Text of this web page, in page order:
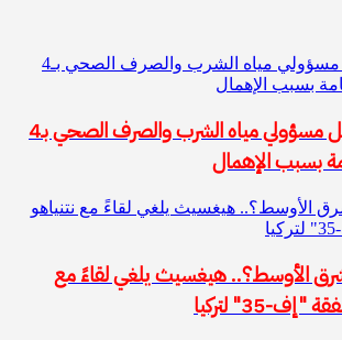
محافظ أسوان يحيل مسؤولي مياه الشرب والصرف الصحي بـ4
بسبب الإهمال
محافظ أسوان يحيل مسؤولي مياه الشرب والصرف الصحي بـ4
بسبب الإهمال
الأوسط؟.. هيغسيث يلغي لقاءً مع نتنياهو
الأوسط؟.. هيغسيث يلغي لقاءً مع
35" لتركيا